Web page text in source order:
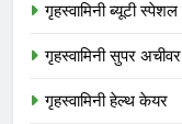
गृहस्वामिनी ब्यूटी स्पेशल
गृहस्वामिनी सुपर अचीवर
गृहस्वामिनी हेल्थ केयर